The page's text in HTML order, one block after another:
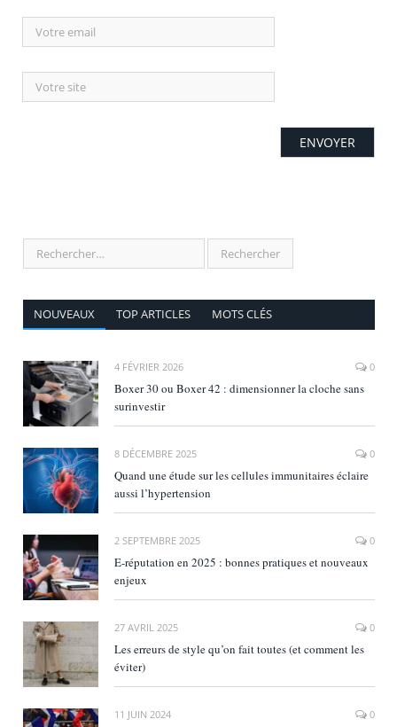
NOUVEAUX TOP ARTICLES MOTS CLÉS
4 FÉVRIER 2026 0
Boxer 30 ou Boxer 42 : dimensionner la cloche sans
surinvestir
8 DÉCEMBRE 2025 0
Quand une étude sur les cellules immunitaires éclaire
aussi l’hypertension
2 SEPTEMBRE 2025 0
E‑réputation en 2025 : bonnes pratiques et nouveaux
enjeux
27 AVRIL 2025 0
Les erreurs de style qu’on fait toutes (et comment les
éviter)
11 JUIN 2024 0